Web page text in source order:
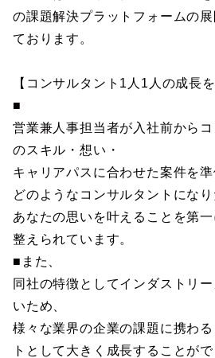
の課題解決プラットフォームの
ております。
【コンサルタント1人1人の成長を
■
営業兼人事担当者が入社前から
のスキル・想い・
キャリアパスに合わせた案件を準
どのようなコンサルタントになり
あなたの思いを叶えることを第
整えられています。
■また、
同社の特徴としてインダストリ
いため、
様々な業界の企業の課題に携わ
トとして大きく成長することがで